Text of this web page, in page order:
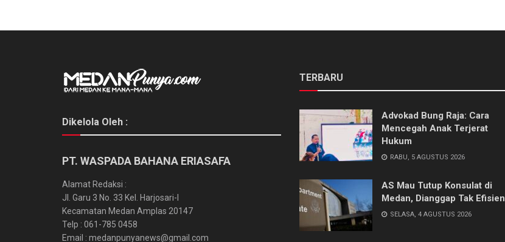
Dikelola Oleh :
PT. WASPADA BAHANA ERIASAFA
Alamat Redaksi :
Jl. Garu 3 No. 33 Kel. Harjosari-I
Kecamatan Medan Amplas 20147
Telp : 061-785 0458
Email : medanpunyanews@gmail.com
TERBARU
Advokad Bung Raja: Cara
Mencegah Anak Terjerat
Hukum
RABU, 5 AGUSTUS 2026
AS Mau Tutup Konsulat di
Medan, Dianggap Tak Efisien
SELASA, 4 AGUSTUS 2026